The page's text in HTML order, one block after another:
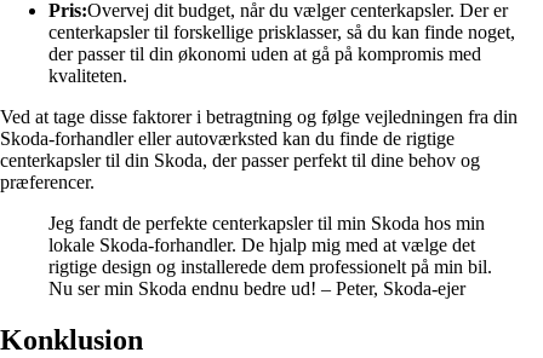
Pris:Overvej dit budget, når du vælger centerkapsler. Der er
centerkapsler til forskellige prisklasser, så du kan finde noget,
der passer til din økonomi uden at gå på kompromis med
kvaliteten.
Ved at tage disse faktorer i betragtning og følge vejledningen fra din
Skoda-forhandler eller autoværksted kan du finde de rigtige
centerkapsler til din Skoda, der passer perfekt til dine behov og
præferencer.
Jeg fandt de perfekte centerkapsler til min Skoda hos min
lokale Skoda-forhandler. De hjalp mig med at vælge det
rigtige design og installerede dem professionelt på min bil.
Nu ser min Skoda endnu bedre ud! – Peter, Skoda-ejer
Konklusion